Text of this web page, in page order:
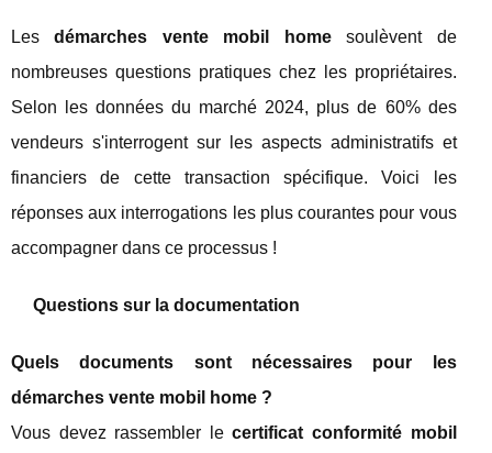
Lesdémarches vente mobil homesoulèvent de
nombreuses questions pratiques chez les propriétaires.
Selon les données du marché 2024, plus de 60% des
vendeurs s'interrogent sur les aspects administratifs et
financiers de cette transaction spécifique. Voici les
réponses aux interrogations les plus courantes pour vous
accompagner dans ce processus !
Questions sur la documentation
Quels documents sont nécessaires pour les
démarches vente mobil home ?
Vous devez rassembler lecertificat conformité mobil